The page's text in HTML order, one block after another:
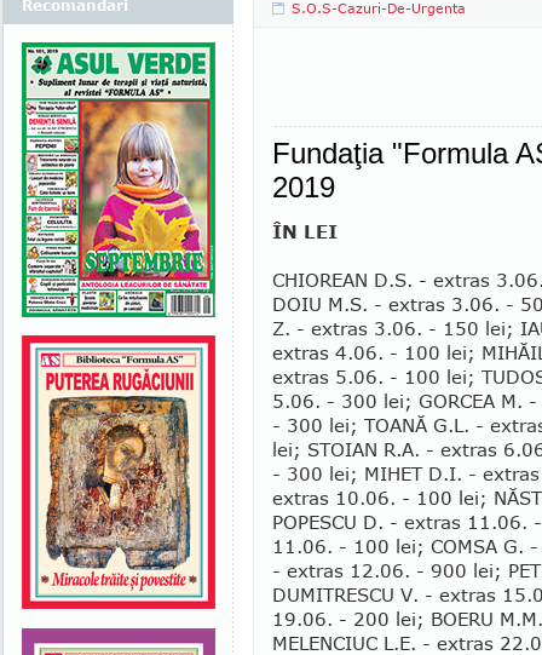
S.O.S-Cazuri-De-Urgenta
Fundaţia "Formula
2019
ÎN LEI
CHIOREAN D.S. - extras
DOIU M.S. - extras 3.06. -
Z. - extras 3.06. - 150 lei;
extras 4.06. - 100 lei;
extras 5.06. - 100 lei;
5.06. - 300 lei; GOR­CEA M.
- 300 lei; TOANĂ G.L. -
lei; STOIAN R.A. - extras
- 300 lei; MIHET D.I. -
extras 10.06. - 100 lei;
POPESCU D. - ex­tras 11.06.
11.06. - 100 lei; COMSA G.
- extras 12.06. - 900 lei;
DUMITRESCU V. - extras
19.06. - 200 lei; BOERU
MELENCIUC L.E. - extras
Recomandari